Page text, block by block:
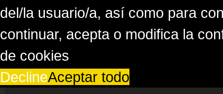
del/la usuario/a, así como para
continuar, acepta o modifica la
de cookies
DeclineAceptar todo